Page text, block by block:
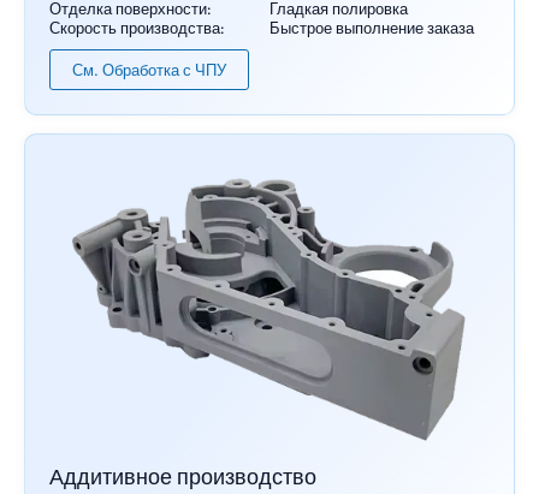
Отделка поверхности:
Гладкая полировка
Скорость производства:
Быстрое выполнение заказа
См. Обработка с ЧПУ
Аддитивное производство